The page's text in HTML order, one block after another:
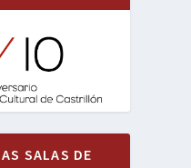
SALAS DE